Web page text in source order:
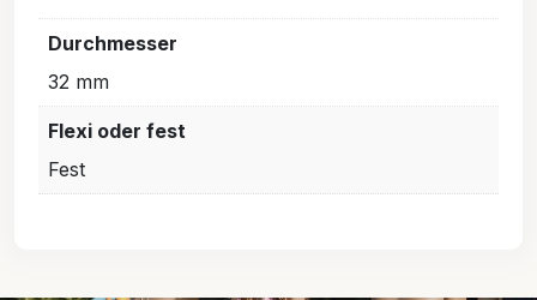
Durchmesser
32 mm
Flexi oder fest
Fest